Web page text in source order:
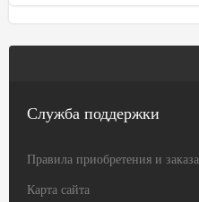
Служба поддержки
Правила приобретения и
Карта сайта